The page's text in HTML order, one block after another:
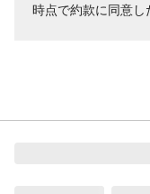
時点で約款に同意し